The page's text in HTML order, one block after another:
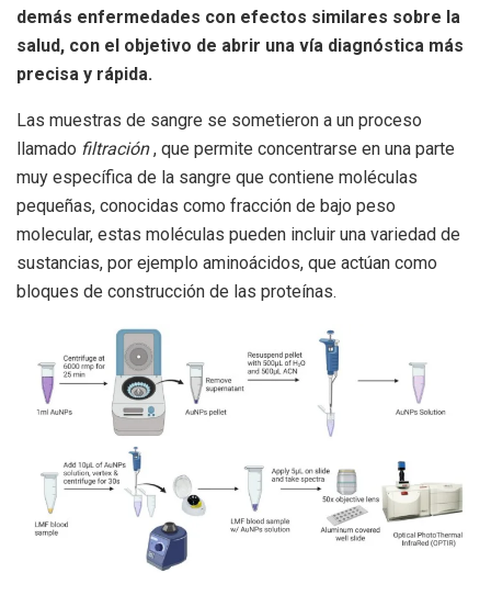
demás enfermedades con efectos similares sobre la
salud, con el objetivo de abrir una vía diagnóstica más
precisa y rápida.
Las muestras de sangre se sometieron a un proceso
llamado filtración, que permite concentrarse en una parte
muy específica de la sangre que contiene moléculas
pequeñas, conocidas como fracción de bajo peso
molecular, estas moléculas pueden incluir una variedad de
sustancias, por ejemplo aminoácidos, que actúan como
bloques de construcción de las proteínas.